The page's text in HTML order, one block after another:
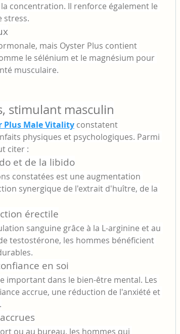
concentration. Il renforce également le
stress.
mais Oyster Plus contient
le sélénium et le magnésium pour
musculaire.
stimulant masculin
Plus Male Vitality constatent
physiques et psychologiques. Parmi
citer :
et de la libido
constatées est une augmentation
synergique de l'extrait d'huître, de la
érectile
sanguine grâce à la L-arginine et au
testostérone, les hommes bénéficient
en soi
important dans le bien-être mental. Les
accrue, une réduction de l'anxiété et
ou au bureau, les hommes qui